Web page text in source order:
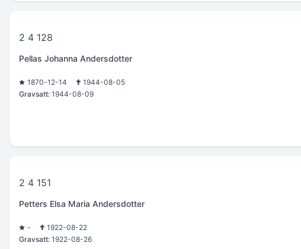
2 4 128
Pellas Johanna Andersdotter
1870-12-14
1944-08-05
Gravsatt: 1944-08-09
2 4 151
Petters Elsa Maria Andersdotter
-
1922-08-22
Gravsatt: 1922-08-26